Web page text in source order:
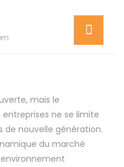
mais le
ne se limite
de nouvelle génération.
du marché